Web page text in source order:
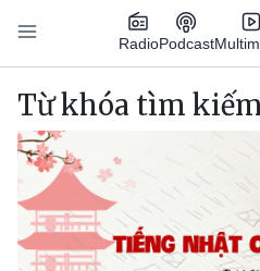
Nhảy đến nội dung
RadioPodcast
Main navigation
Từ khóa tìm